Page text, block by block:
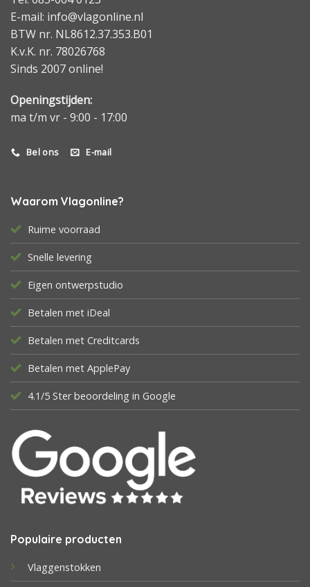
E-mail: info@vlagonline.nl
BTW nr. NL8612.37.353.B01
K.v.K. nr. 78026768
Sinds 2007 online!
Openingstijden:
ma t/m vr - 9:00 - 17:00
Bel ons E-mail
Waarom Vlagonline?
Ruime voorraad
Snelle levering
Eigen ontwerpstudio
Betalen met iDeal
Betalen met Creditcards
Betalen met ApplePay
4.1/5 Ster beoordeling in Google
Populaire producten
Vlaggenstokken